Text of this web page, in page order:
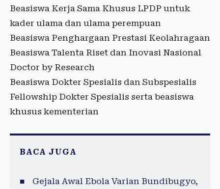
Beasiswa Kerja Sama Khusus LPDP untuk
kader ulama dan ulama perempuan
Beasiswa Penghargaan Prestasi Keolahragaan
Beasiswa Talenta Riset dan Inovasi Nasional
Doctor by Research
Beasiswa Dokter Spesialis dan Subspesialis
Fellowship Dokter Spesialis serta beasiswa
khusus kementerian
BACA JUGA
Gejala Awal Ebola Varian Bundibugyo,